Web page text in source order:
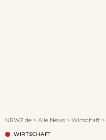
NRWZ.de > Alle News > Wirtschaft >
WIRTSCHAFT